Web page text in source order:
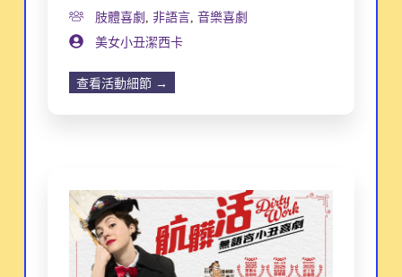
肢體喜劇
非語言, 音樂喜劇
美女小丑潔西卡
查看活動細節 →